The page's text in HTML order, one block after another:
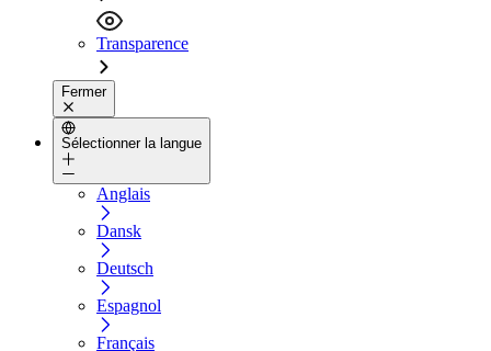
Transparence
Fermer
Sélectionner la langue
Anglais
Dansk
Deutsch
Espagnol
Français